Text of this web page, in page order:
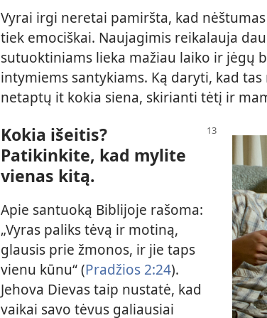
Vyrai irgi neretai pamiršta, kad
tiek emociškai. Naujagimis reikalauja
sutuoktiniams lieka mažiau laiko ir jėgų
intymiems santykiams. Ką daryti, kad
netaptų it kokia siena, skirianti tėtį ir
Kokia išeitis?
Patikinkite, kad mylite
vienas kitą.
Apie santuoką Biblijoje rašoma:
„Vyras paliks tėvą ir motiną,
glausis prie žmonos, ir jie taps
vienu kūnu“ (Pradžios 2:24).
Jehova Dievas taip nustatė, kad
vaikai savo tėvus galiausiai